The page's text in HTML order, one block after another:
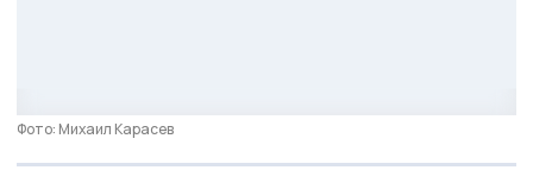
Фото: Михаил Карасев